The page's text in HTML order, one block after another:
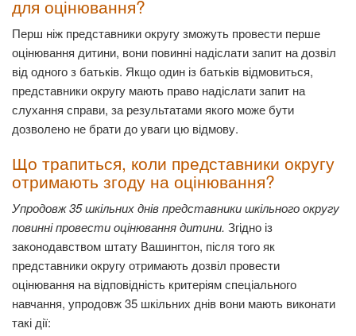
для оцінювання?
Перш ніж представники округу зможуть провести перше
оцінювання дитини, вони повинні надіслати запит на дозвіл
від одного з батьків. Якщо один із батьків відмовиться,
представники округу мають право надіслати запит на
слухання справи, за результатами якого може бути
дозволено не брати до уваги цю відмову.
Що трапиться, коли представники округу
отримають згоду на оцінювання?
Упродовж 35 шкільних днів представники шкільного округу
повинні провести оцінювання дитини. Згідно із
законодавством штату Вашингтон, після того як
представники округу отримають дозвіл провести
оцінювання на відповідність критеріям спеціального
навчання, упродовж 35 шкільних днів вони мають виконати
такі дії: